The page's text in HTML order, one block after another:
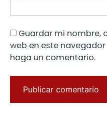
Guardar mi nombre,
web en este
haga un comentario.